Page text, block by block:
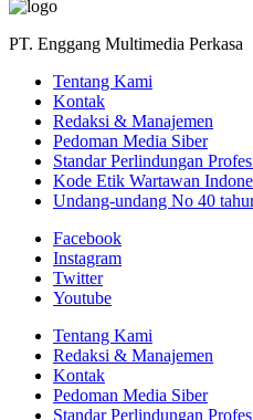
PT. Enggang Multimedia Perkasa
Tentang Kami
Kontak
Redaksi & Manajemen
Pedoman Media Siber
Standar Perlindungan
Kode Etik Wartawan
Undang-undang No 40
Facebook
Instagram
Twitter
Youtube
Tentang Kami
Redaksi & Manajemen
Kontak
Pedoman Media Siber
Standar Perlindungan